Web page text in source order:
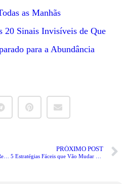
as Manhãs
20 Sinais Invisíveis de Que
para a Abundância
PRÓXIMO POST